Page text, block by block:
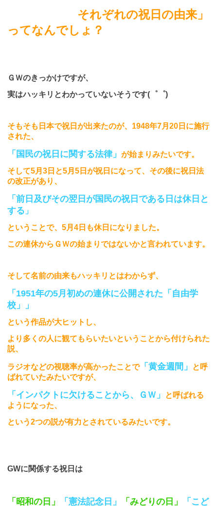
それぞれの祝日の由来」
ってなんでしょ？
ＧＷのきっかけですが、
実はハッキリとわかっていないそうです( ゜゜)
そもそも日本で祝日が出来たのが、 1948年7月 20 日に施行
された、
「国民の祝日に関する法律」 が始まりみたいです。
そして5月 3 日と5月 5 日が祝日になって、 その後に祝日法
の改正があり、
「前日及びその翌日が国民の祝日である日は休日と
する 」
ということで、5月 4 日も休日になりました。
この連休からＧＷの始まりではないかと言われています。
そして名前の由来もハッキリとはわからず、
「1951年の5月初めの連休に公開された「自由学
校」」
という作品が大ヒットし、
より多くの人に観てもらいたいということから付けられた
説、
ラジオなどの視聴率が高かったことで「黄金週間」
と呼
ばれていたみたいですが、
「インパクトに欠けることから、ＧＷ」
と呼ばれる
ようになった、
という2つの説が有力とされているみたいです。
GWに関係する祝日は
「昭和の日」 「憲法記念日」 「みどりの日」 「こど